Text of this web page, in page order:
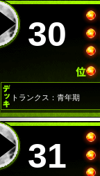
30
トランクス：青年期
31